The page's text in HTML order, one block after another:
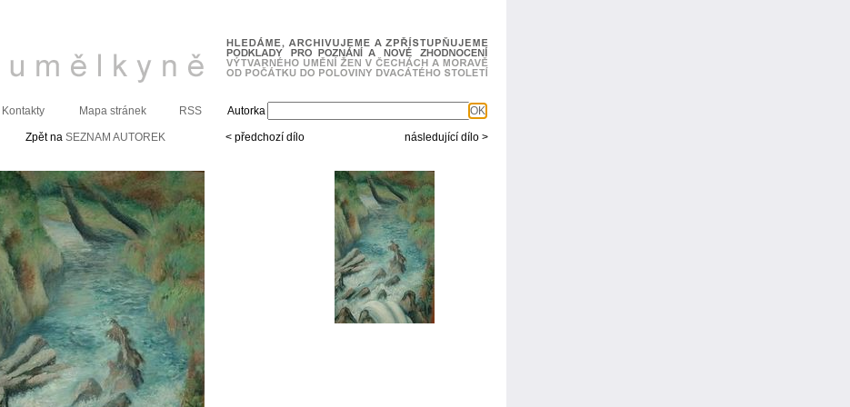
Kontakty Mapa stránek RSS Autorka OK
Zpět na SEZNAM AUTOREK < předchozí dílo následující dílo >